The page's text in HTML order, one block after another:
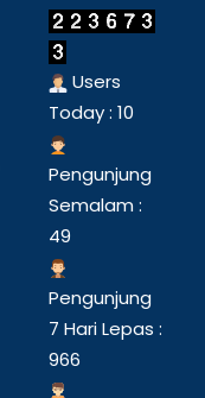
Users
Today : 10
Pengunjung
Semalam :
49
Pengunjung
7 Hari Lepas :
966